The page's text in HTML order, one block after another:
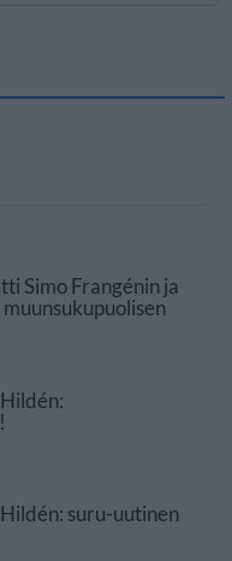
Simo Frangénin ja
suru-uutinen